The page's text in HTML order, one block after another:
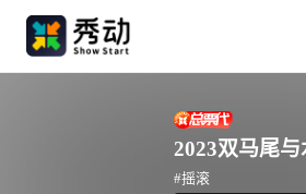
2023双马尾
#摇滚